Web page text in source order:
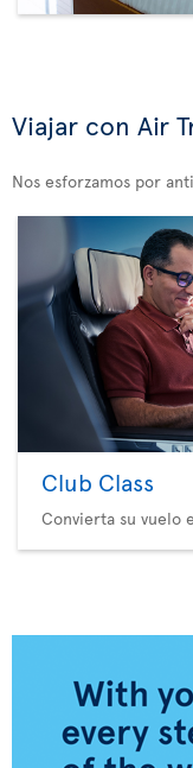
Viajar con Air
Nos esforzamos por
Club Class
Convierta su vuelo